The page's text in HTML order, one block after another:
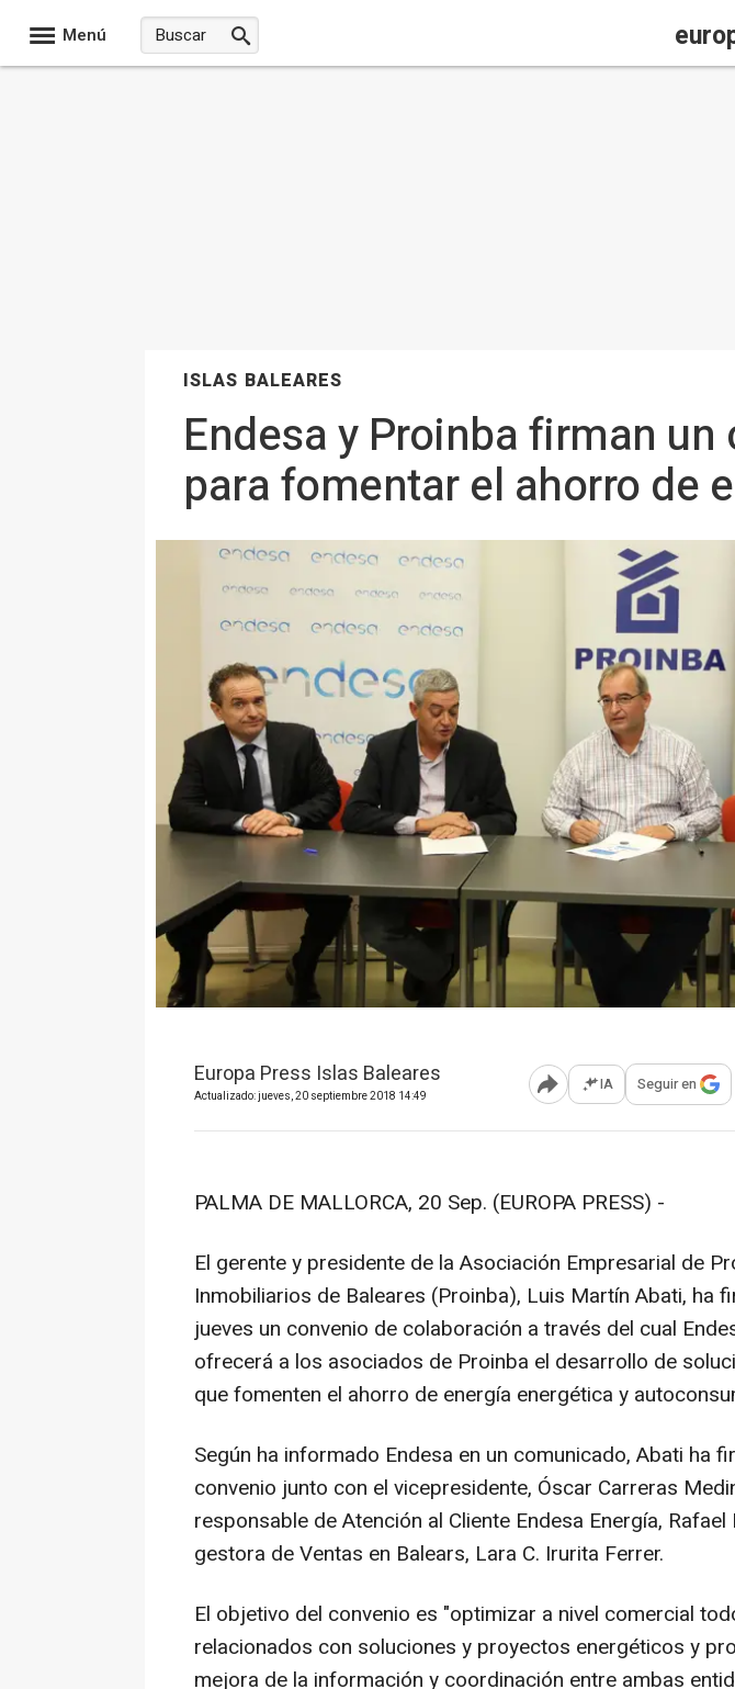
Menú
ISLAS BALEARES
Endesa y Proinba firman
para fomentar el ahorro de
Europa Press Islas Baleares
Actualizado: jueves, 20 septiembre 2018 14:49 Abrir opciones para
IA Seguir en
PALMA DE MALLORCA, 20 Sep. (EUROPA PRESS) -
El gerente y presidente de la Asociación Empresarial de
Inmobiliarios de Baleares (Proinba), Luis Martín Abati, ha
jueves un convenio de colaboración a través del cual
ofrecerá a los asociados de Proinba el desarrollo de
que fomenten el ahorro de energía energética y
Según ha informado Endesa en un comunicado, Abati ha
convenio junto con el vicepresidente, Óscar Carreras
responsable de Atención al Cliente Endesa Energía, Rafael
gestora de Ventas en Balears, Lara C. Irurita Ferrer.
El objetivo del convenio es "optimizar a nivel comercial
relacionados con soluciones y proyectos energéticos y
mejora de la información y coordinación entre ambas